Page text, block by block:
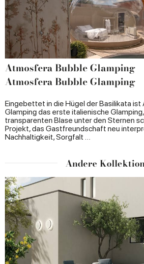
Atmosfera Bubble Glamping
Atmosfera Bubble Glamping
Eingebettet in die Hügel der Basilikata
Glamping das erste italienische
transparenten Blase unter den Sternen
Projekt, das Gastfreundschaft neu
Nachhaltigkeit, Sorgfalt …
Andere